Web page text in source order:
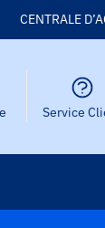
CENTRALE
Service